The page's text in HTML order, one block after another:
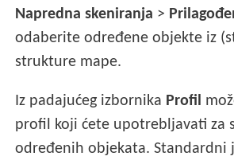
Napredna skeniranja >
odaberite određene objekte iz
strukture mape.
Iz padajućeg izbornika Profil
profil koji ćete upotrebljavati za
određenih objekata.